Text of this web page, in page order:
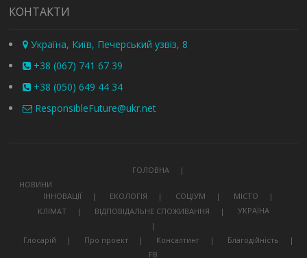
КОНТАКТИ
Україна, Київ, Печерський узвіз, 8
+38 (067) 741 67 39
+38 (050) 649 44 34
ResponsibleFuture@ukr.net
ГОЛОВНА
НОВИНИ
ІННОВАЦІЇ
ЕКОЛОГІЯ СОЦІУМ
МІСТО
КЛІМАТ
ВІДПОВІДАЛЬНЕ СПОЖИВАННЯ УКРАЇНА
Глосарій Про проект Консалтинг
Благодійність
FB